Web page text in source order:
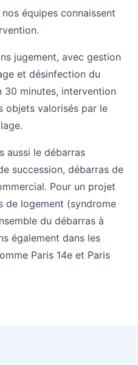
équipes connaissent
jugement, avec gestion
et désinfection du
30 minutes, intervention
objets valorisés par le
aussi le débarras
succession, débarras de
. Pour un projet
de logement (syndrome
du débarras à
également dans les
Paris 14e et Paris